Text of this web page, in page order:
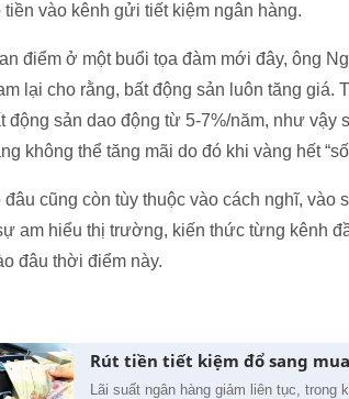
tiền vào kênh gửi tiết kiệm ngân hàng.
điểm ở một buổi tọa đàm mới đây, ông
lại cho rằng, bất động sản luôn tăng
động sản dao động từ 5-7%/năm, như
không thể tăng mãi do đó khi vàng hết
cũng còn tùy thuộc vào cách nghĩ, vào
am hiểu thị trường, kiến thức từng kênh
đâu thời điểm này.
Rút tiền tiết kiệm đổ sang
Lãi suất ngân hàng giảm liên tục, trong